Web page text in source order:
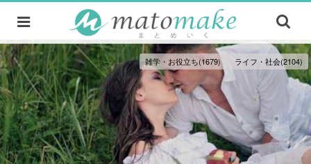
雑学・お役立ち(1679) ライフ・社会(2104)